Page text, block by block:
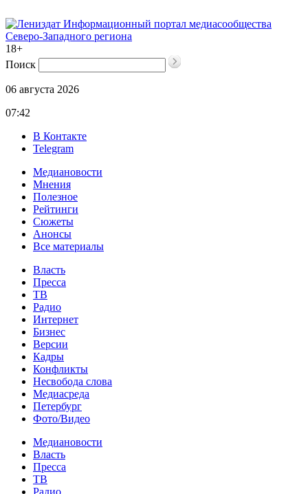
Информационный портал медиасообщества
Северо-Западного региона
18+
Поиск
06 августа 2026
07:42
В Контакте
Telegram
Медиановости
Мнения
Полезное
Рейтинги
Сюжеты
Анонсы
Все материалы
Власть
Пресса
ТВ
Радио
Интернет
Бизнес
Версии
Кадры
Конфликты
Несвобода слова
Медиасреда
Петербург
Фото/Видео
Медиановости
Власть
Пресса
ТВ
Радио